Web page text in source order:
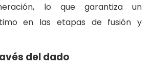
lo que garantiza un
en las etapas de fusión y
del dado